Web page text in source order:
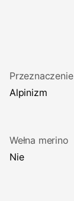
Przeznaczenie
Alpinizm
Wełna merino
Nie